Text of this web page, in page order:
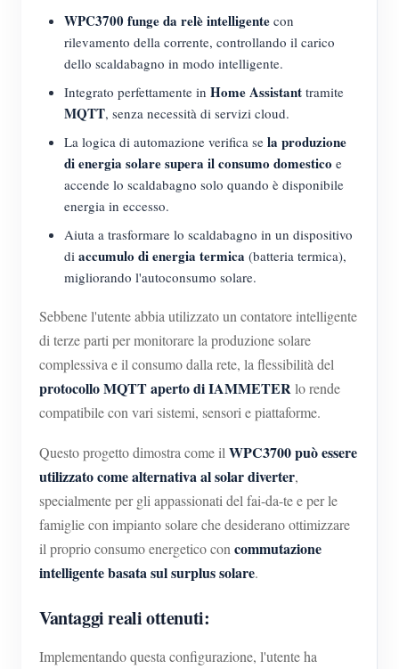
Blog
App Store
Esplora il sito
Classifica FV
WPC3700 funge da relè intelligente con
rilevamento della corrente, controllando il carico
dello scaldabagno in modo intelligente.
Integrato perfettamente in Home Assistant tramite
MQTT, senza necessità di servizi cloud.
La logica di automazione verifica se la produzione
di energia solare supera il consumo domestico e
accende lo scaldabagno solo quando è disponibile
energia in eccesso.
Aiuta a trasformare lo scaldabagno in un dispositivo
di accumulo di energia termica (batteria termica),
migliorando l'autoconsumo solare.
Sebbene l'utente abbia utilizzato un contatore intelligente
di terze parti per monitorare la produzione solare
complessiva e il consumo dalla rete, la flessibilità del
protocollo MQTT aperto di IAMMETERlo rende
compatibile con vari sistemi, sensori e piattaforme.
Questo progetto dimostra come ilWPC3700 può essere
utilizzato come alternativa al solar diverter,
specialmente per gli appassionati del fai-da-te e per le
famiglie con impianto solare che desiderano ottimizzare
il proprio consumo energetico concommutazione
intelligente basata sul surplus solare.
Vantaggi reali ottenuti:
Implementando questa configurazione, l'utente ha